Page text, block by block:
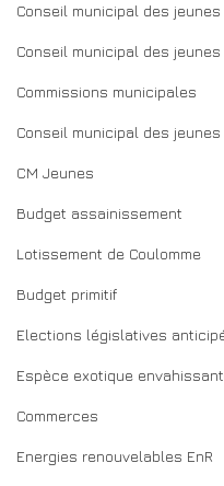
Conseil municipal des jeunes
Conseil municipal des jeunes
Commissions municipales
Conseil municipal des jeunes
CM Jeunes
Budget assainissement
Lotissement de Coulomme
Budget primitif
Elections législatives
Espèce exotique
Commerces
Energies renouvelables EnR